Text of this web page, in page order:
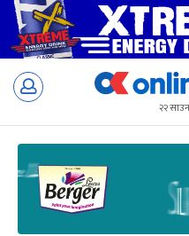
Skip
२२